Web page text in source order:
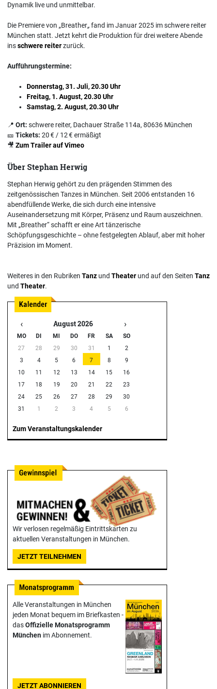
Dynamik live und unmittelbar.
Die Premiere von „Breather„fand im Januar 2025 im schwere reiter
München statt. Jetzt kehrt die Produktion für drei weitere Abende
insschwere reiterzurück.
Aufführungstermine:
Donnerstag, 31. Juli, 20.30 Uhr
Freitag, 1. August, 20.30 Uhr
Samstag, 2. August, 20.30 Uhr
📍 Ort: schwere reiter, Dachauer Straße 114a, 80636 München
🎫 Tickets: 20 € / 12 € ermäßigt
🎥 Zum Trailer auf Vimeo
Über Stephan Herwig
Stephan Herwig gehört zu den prägenden Stimmen des
zeitgenössischen Tanzes in München. Seit 2006 entstanden 16
abendfüllende Werke, die sich durch eine intensive
Auseinandersetzung mit Körper, Präsenz und Raum auszeichnen.
Mit „Breather“ schafft er eine Art tänzerische
Schöpfungsgeschichte – ohne festgelegten Ablauf, aber mit hoher
Präzision im Moment.
Weiteres in den Rubriken Tanz und Theater und auf den Seiten Tanz
und Theater.
‹ August 2026 ›
MO DI MI DO FR SA
SO
27
28 29 30 31 1
2
3
4 5 6 7 8
9
10
11 12 13 14 15
16
17
18 19 20 21 22
23
24
25 26 27 28 29
30
31
1 2 3 4 5 6
Zum Veranstaltungskalender
Wir verlosen regelmäßig Eintrittskarten zu
aktuellen Veranstaltungen in München.
JETZT TEILNEHMEN
Alle Veranstaltungen in München
jeden Monat bequem im Briefkasten -
dasOffizielle Monats­programm
München im Abonnement.
JETZT ABONNIEREN